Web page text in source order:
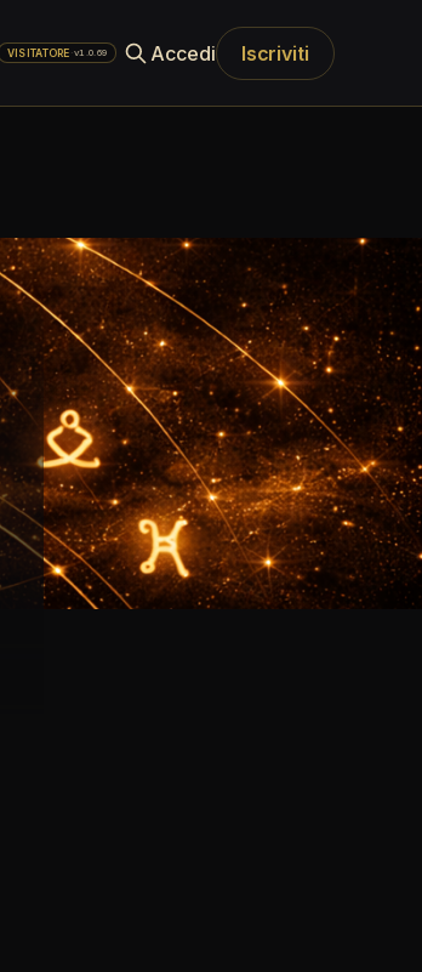
VISITATORE ·v1.0.69 Accedi Iscriviti